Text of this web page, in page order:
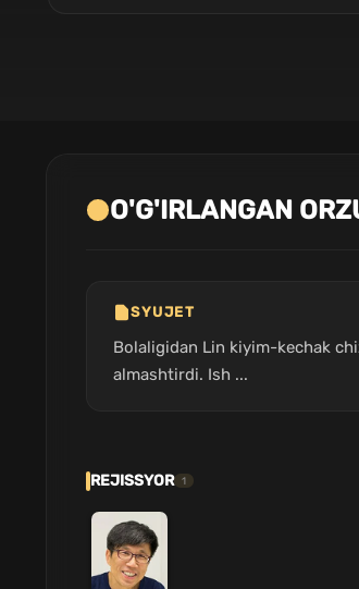
O'G'IRLANGAN
SYUJET
Bolaligidan Lin kiyim-kechak
almashtirdi. Ish ...
REJISSYOR 1